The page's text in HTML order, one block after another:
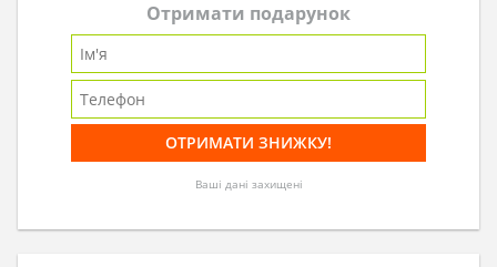
Отримати подарунок
Ваші дані захищені